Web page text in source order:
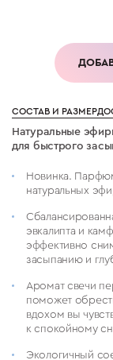
Натуральные
для быстрого
Новинка.
натуральных
эвкалипта и
эффективно
засыпанию и
Аромат свечи
поможет
вдохом вы
к спокойному
Экологичный
СОСТАВ И РАЗМЕР